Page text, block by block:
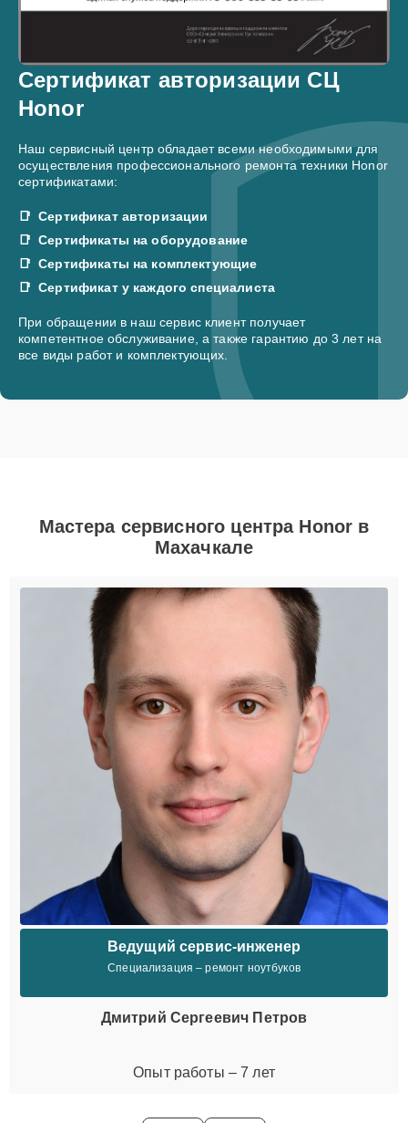
Сертификат авторизации СЦ
Honor
Наш сервисный центр обладает всеми необходимыми для
осуществления профессионального ремонта техники Honor
сертификатами:
Сертификат авторизации
Сертификаты на оборудование
Сертификаты на комплектующие
Сертификат у каждого специалиста
При обращении в наш сервис клиент получает
компетентное обслуживание, а также гарантию до 3 лет на
все виды работ и комплектующих.
Мастера сервисного центра Honor в
Махачкале
Ведущий сервис-инженер
Специализация – ремонт ноутбуков
Дмитрий Сергеевич Петров
Опыт работы – 7 лет